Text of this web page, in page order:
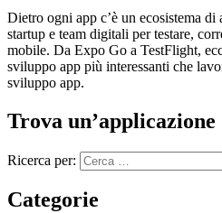
Dietro ogni app c’è un ecosistema di
startup e team digitali per testare,
mobile. Da Expo Go a TestFlight,
sviluppo app più interessanti che
sviluppo app.
Trova un’applicazione
Ricerca per:
Categorie